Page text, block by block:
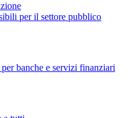
per il settore pubblico
banche e servizi finanziari